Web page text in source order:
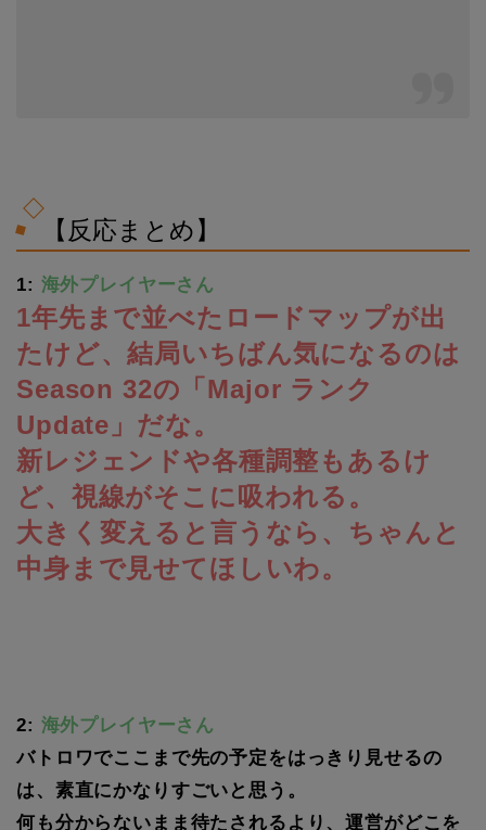
【反応まとめ】
1: 海外プレイヤーさん
1年先まで並べたロードマップが出
たけど、結局いちばん気になるのは
Season 32の「Major ランク
Update」だな。
新レジェンドや各種調整もあるけ
ど、視線がそこに吸われる。
大きく変えると言うなら、ちゃんと
中身まで見せてほしいわ。
2: 海外プレイヤーさん
バトロワでここまで先の予定をはっきり見せるの
は、素直にかなりすごいと思う。
何も分からないまま待たされるより、運営がどこを